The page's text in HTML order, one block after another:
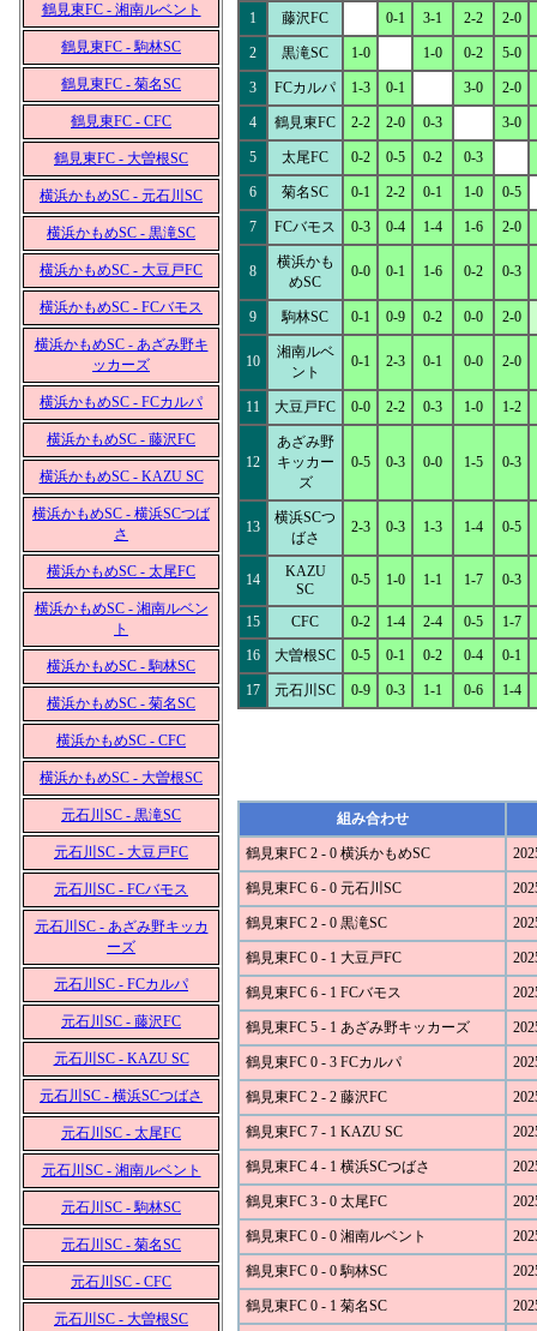
鶴見東FC - 湘南ルベント
鶴見東FC - 駒林SC
鶴見東FC - 菊名SC
鶴見東FC - CFC
鶴見東FC - 大曽根SC
横浜かもめSC - 元石川SC
横浜かもめSC - 黒滝SC
横浜かもめSC - 大豆戸FC
横浜かもめSC - FCバモス
横浜かもめSC - あざみ野キ
ッカーズ
横浜かもめSC - FCカルパ
横浜かもめSC - 藤沢FC
横浜かもめSC - KAZU SC
横浜かもめSC - 横浜SCつば
さ
横浜かもめSC - 太尾FC
横浜かもめSC - 湘南ルベン
ト
横浜かもめSC - 駒林SC
横浜かもめSC - 菊名SC
横浜かもめSC - CFC
横浜かもめSC - 大曽根SC
元石川SC - 黒滝SC
元石川SC - 大豆戸FC
元石川SC - FCバモス
元石川SC - あざみ野キッカ
ーズ
元石川SC - FCカルパ
元石川SC - 藤沢FC
元石川SC - KAZU SC
元石川SC - 横浜SCつばさ
元石川SC - 太尾FC
元石川SC - 湘南ルベント
元石川SC - 駒林SC
元石川SC - 菊名SC
元石川SC - CFC
元石川SC - 大曽根SC
1 藤沢FC 0-1 3-1 2-2 2-0
2 黒滝SC 1-0 1-0 0-2 5-0
3 FCカルパ 1-3 0-1 3-0 2-0
4 鶴見東FC 2-2 2-0 0-3 3-0
5 太尾FC 0-2 0-5 0-2 0-3
6 菊名SC 0-1 2-2 0-1 1-0 0-5
7 FCバモス 0-3 0-4 1-4 1-6 2-0
8
横浜かも
めSC
0-0 0-1 1-6 0-2 0-3
9 駒林SC 0-1 0-9 0-2 0-0 2-0
10
湘南ルベ
ント
0-1 2-3 0-1 0-0 2-0
11 大豆戸FC 0-0 2-2 0-3 1-0 1-2
12
あざみ野
キッカー
ズ
0-5 0-3 0-0 1-5 0-3
13
横浜SCつ
ばさ
2-3 0-3 1-3 1-4 0-5
14
KAZU
SC
0-5 1-0 1-1 1-7 0-3
15 CFC 0-2 1-4 2-4 0-5 1-7
16
大曽根SC 0-5 0-1 0-2 0-4 0-1
17 元石川SC 0-9 0-3 1-1 0-6 1-4
組み合わせ
鶴見東FC 2 - 0 横浜かもめSC
鶴見東FC 6 - 0 元石川SC
鶴見東FC 2 - 0 黒滝SC
鶴見東FC 0 - 1 大豆戸FC
鶴見東FC 6 - 1 FCバモス
鶴見東FC 5 - 1 あざみ野キッカーズ
鶴見東FC 0 - 3 FCカルパ
鶴見東FC 2 - 2 藤沢FC
鶴見東FC 7 - 1 KAZU SC
鶴見東FC 4 - 1 横浜SCつばさ
鶴見東FC 3 - 0 太尾FC
鶴見東FC 0 - 0 湘南ルベント
鶴見東FC 0 - 0 駒林SC
鶴見東FC 0 - 1 菊名SC